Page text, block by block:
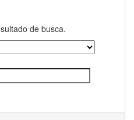
de busca.